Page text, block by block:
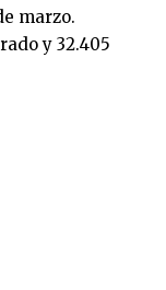
marzo.
y 32.405